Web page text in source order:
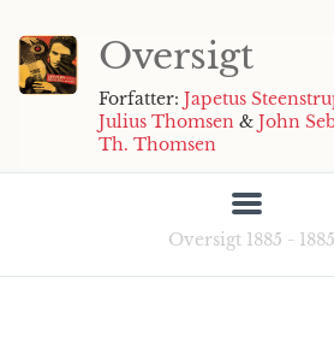
Oversigt
Forfatter: Japetus
Julius Thomsen & John
Th. Thomsen
Oversigt 1885 - 1885